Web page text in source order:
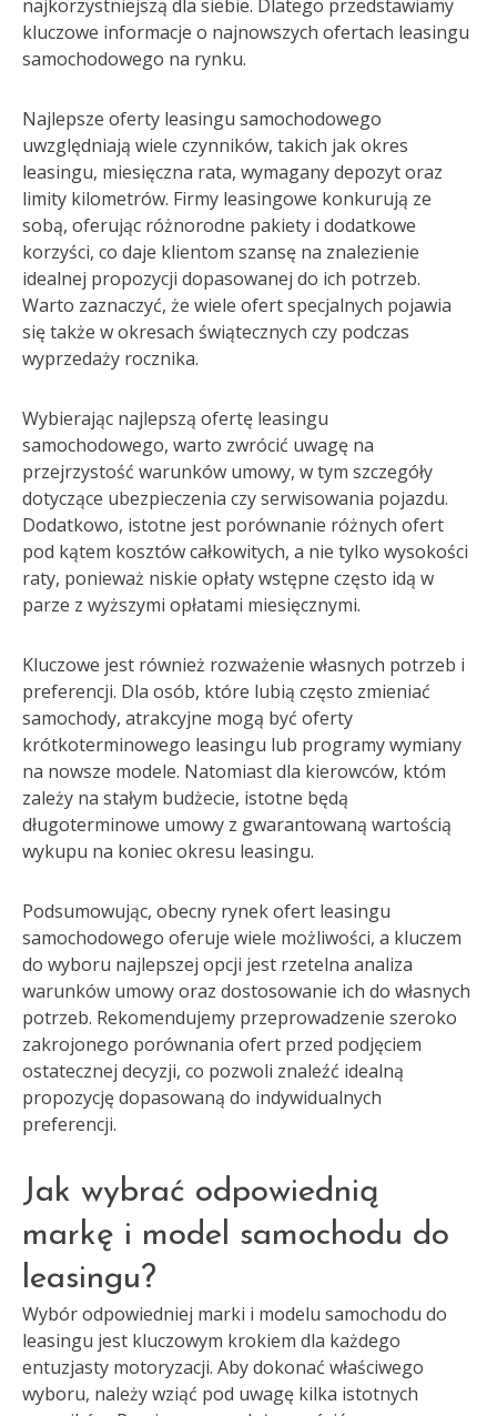
najkorzystniejszą dla siebie. Dlatego przedstawiamy
kluczowe informacje o najnowszych ofertach leasingu
samochodowego na rynku.
Najlepsze oferty leasingu samochodowego
uwzględniają wiele czynników, takich jak okres
leasingu, miesięczna rata, wymagany depozyt oraz
limity kilometrów. Firmy leasingowe konkurują ze
sobą, oferując różnorodne pakiety i dodatkowe
korzyści, co daje klientom szansę na znalezienie
idealnej propozycji dopasowanej do ich potrzeb.
Warto zaznaczyć, że wiele ofert specjalnych pojawia
się także w okresach świątecznych czy podczas
wyprzedaży rocznika.
Wybierając najlepszą ofertę leasingu
samochodowego, warto zwrócić uwagę na
przejrzystość warunków umowy, w tym szczegóły
dotyczące ubezpieczenia czy serwisowania pojazdu.
Dodatkowo, istotne jest porównanie różnych ofert
pod kątem kosztów całkowitych, a nie tylko wysokości
raty, ponieważ niskie opłaty wstępne często idą w
parze z wyższymi opłatami miesięcznymi.
Kluczowe jest również rozważenie własnych potrzeb i
preferencji. Dla osób, które lubią często zmieniać
samochody, atrakcyjne mogą być oferty
krótkoterminowego leasingu lub programy wymiany
na nowsze modele. Natomiast dla kierowców, któm
zależy na stałym budżecie, istotne będą
długoterminowe umowy z gwarantowaną wartością
wykupu na koniec okresu leasingu.
Podsumowując, obecny rynek ofert leasingu
samochodowego oferuje wiele możliwości, a kluczem
do wyboru najlepszej opcji jest rzetelna analiza
warunków umowy oraz dostosowanie ich do własnych
potrzeb. Rekomendujemy przeprowadzenie szeroko
zakrojonego porównania ofert przed podjęciem
ostatecznej decyzji, co pozwoli znaleźć idealną
propozycję dopasowaną do indywidualnych
preferencji.
Jak wybrać odpowiednią
markę i model samochodu do
leasingu?
Wybór odpowiedniej marki i modelu samochodu do
leasingu jest kluczowym krokiem dla każdego
entuzjasty motoryzacji. Aby dokonać właściwego
wyboru, należy wziąć pod uwagę kilka istotnych